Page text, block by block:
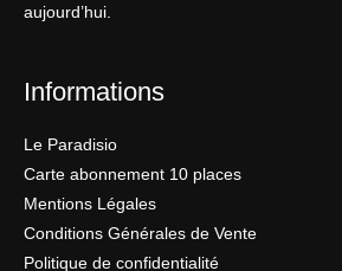
aujourd’hui.
Informations
Le Paradisio
Carte abonnement 10 places
Mentions Légales
Conditions Générales de Vente
Politique de confidentialité